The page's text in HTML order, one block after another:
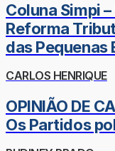
Coluna Simpi
Reforma
das Pequenas
CARLOS HENRIQUE
OPINIÃO DE
Os Partidos